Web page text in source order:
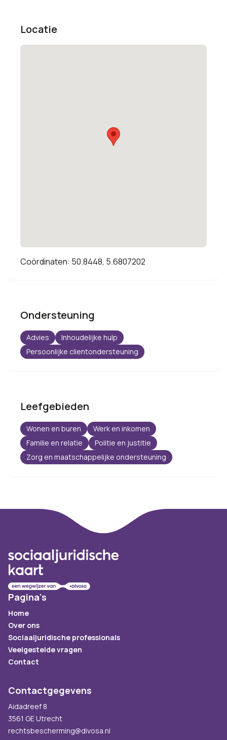
Locatie
Coördinaten: 50.8448, 5.6807202
Ondersteuning
Advies
Inhoudelijke hulp
Persoonlijke clientondersteuning
Leefgebieden
Wonen en buren
Werk en inkomen
Familie en relatie
Politie en justitie
Zorg en maatschappelijke ondersteuning
Pagina's
Home
Over ons
Sociaaljuridische professionals
Veelgestelde vragen
Contact
Contactgegevens
Aidadreef 8
3561 GE Utrecht
rechtsbescherming@divosa.nl